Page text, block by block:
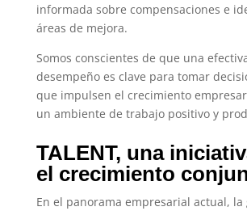
informada sobre compensaciones e
áreas de mejora.
Somos conscientes de que una
desempeño es clave para tomar
que impulsen el crecimiento
un ambiente de trabajo positivo y
TALENT, una
el crecimiento
En el panorama empresarial actual, la